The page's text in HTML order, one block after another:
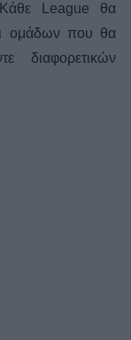
League θα
ομάδων που θα
διαφορετικών